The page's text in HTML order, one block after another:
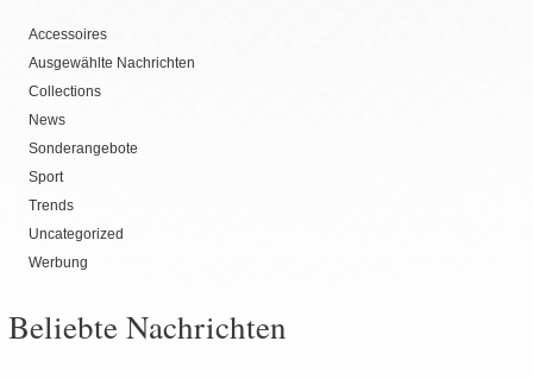
Accessoires
Ausgewählte Nachrichten
Collections
News
Sonderangebote
Sport
Trends
Uncategorized
Werbung
Beliebte Nachrichten